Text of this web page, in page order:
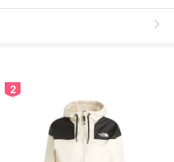
2